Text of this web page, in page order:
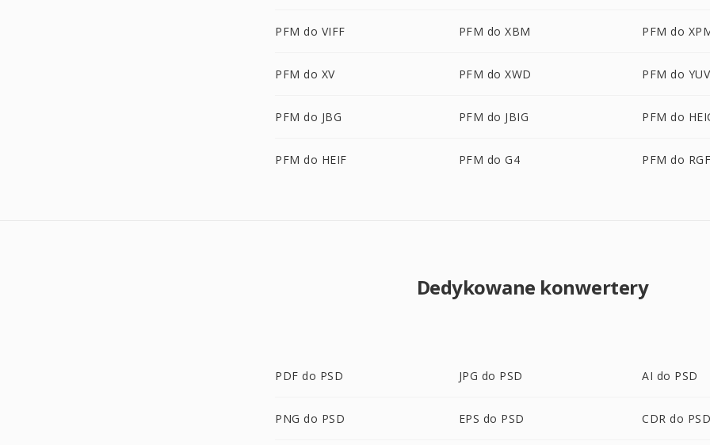
PFM do VIFF PFM do XBM PFM do
PFM do XV PFM do XWD PFM do YUV
PFM do JBG PFM do JBIG PFM do
PFM do HEIF PFM do G4 PFM do RGF
Dedykowane konwertery
PDF do PSD JPG do PSD AI do PSD
PNG do PSD EPS do PSD CDR do PSD